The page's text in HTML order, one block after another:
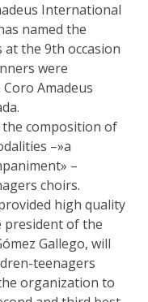
International
named the
the 9th occasion
were
Amadeus
composition of
–»a
–
choirs.
high quality
president of the
Gallego, will
teenagers
organization to